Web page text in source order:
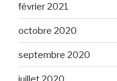
février 2021
octobre 2020
septembre 2020